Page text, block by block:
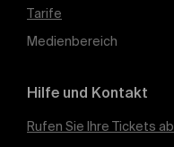
Tarife
Medienbereich
Hilfe und Kontakt
Rufen Sie Ihre Tickets ab